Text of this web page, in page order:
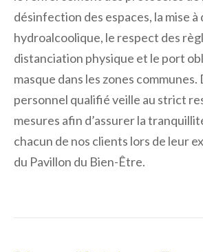
désinfection des espaces, la mise
hydroalcoolique, le respect des
distanciation physique et le port
masque dans les zones communes.
personnel qualifié veille au strict
mesures afin d’assurer la
chacun de nos clients lors de leur
du Pavillon du Bien-Être.